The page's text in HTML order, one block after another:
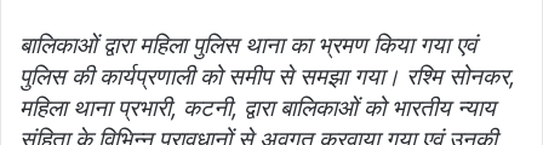
बालिकाओं द्वारा महिला पुलिस थाना का भ्रमण किया गया एवं
पुलिस की कार्यप्रणाली को समीप से समझा गया। रश्मि सोनकर,
महिला थाना प्रभारी, कटनी, द्वारा बालिकाओं को भारतीय न्याय